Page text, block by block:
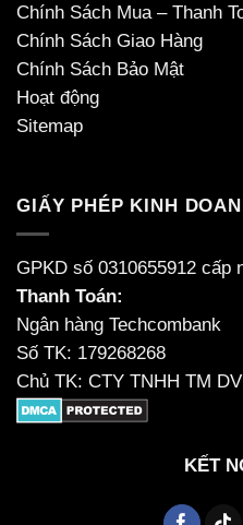
Chính Sách Mua – Thanh
Chính Sách Giao Hàng
Chính Sách Bảo Mật
Hoạt động
Sitemap
GIẤY PHÉP KINH
GPKD số 0310655912 cấp
Thanh Toán:
Ngân hàng Techcombank
Số TK: 179268268
Chủ TK: CTY TNHH TM
KẾT